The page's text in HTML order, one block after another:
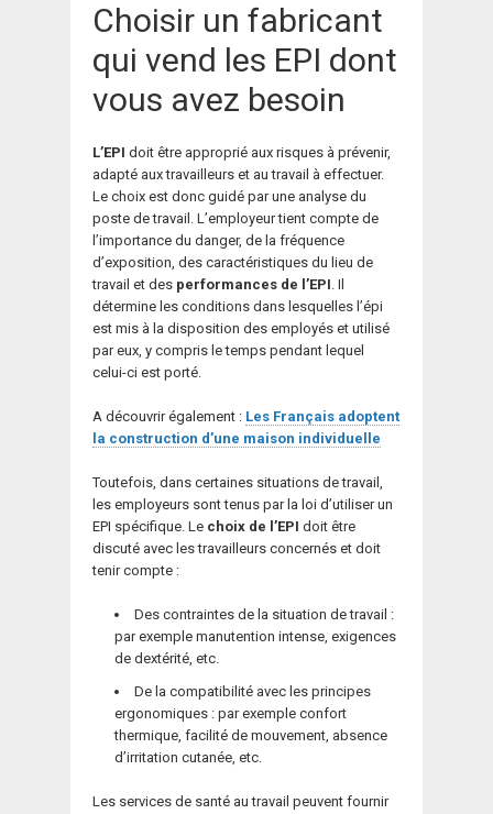
Choisir un fabricant
qui vend les EPI dont
vous avez besoin
L’EPI doit être approprié aux risques à prévenir,
adapté aux travailleurs et au travail à effectuer.
Le choix est donc guidé par une analyse du
poste de travail. L’employeur tient compte de
l’importance du danger, de la fréquence
d’exposition, des caractéristiques du lieu de
travail et des performances de l’EPI. Il
détermine les conditions dans lesquelles l’épi
est mis à la disposition des employés et utilisé
par eux, y compris le temps pendant lequel
celui-ci est porté.
A découvrir également : Les Français adoptent
la construction d’une maison individuelle
Toutefois, dans certaines situations de travail,
les employeurs sont tenus par la loi d’utiliser un
EPI spécifique. Le choix de l’EPI doit être
discuté avec les travailleurs concernés et doit
tenir compte :
Des contraintes de la situation de travail :
par exemple manutention intense, exigences
de dextérité, etc.
De la compatibilité avec les principes
ergonomiques : par exemple confort
thermique, facilité de mouvement, absence
d’irritation cutanée, etc.
Les services de santé au travail peuvent fournir